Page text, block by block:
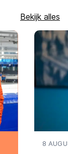
Bekijk alles
8